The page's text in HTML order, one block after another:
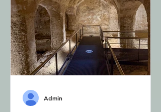
149 de Elche. La torre formaba
parte de la muralla que rodeaba el
casco antiguo de Elche y era uno de
los centinelas de la puerta más
grande de
Admin